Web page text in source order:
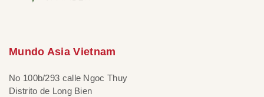
Mundo Asia Vietnam
No 100b/293 calle Ngoc Thuy
Distrito de Long Bien